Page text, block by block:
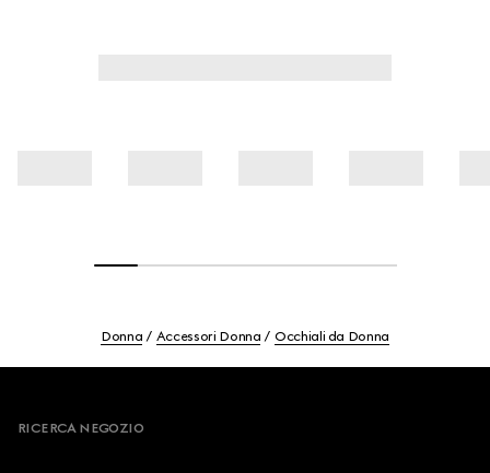
Donna Accessori Donna Occhiali da Donna
RICERCA NEGOZIO